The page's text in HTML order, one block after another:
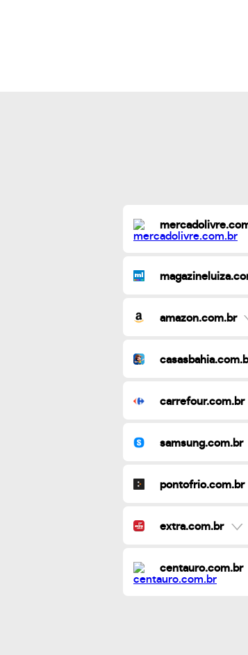
amazon.com.br
carrefour.com.br
samsung.com.br
pontofrio.com.br
extra.com.br
centauro.com.br